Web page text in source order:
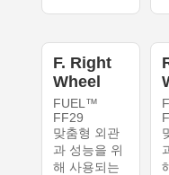
F. Right
Wheel
FUEL™
FF29
맞춤형 외관
과 성능을 위
해 사용되는